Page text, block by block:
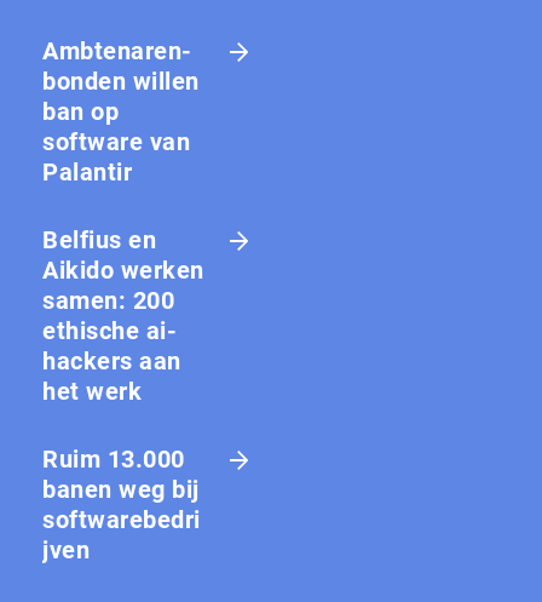
Amb­te­na­ren­
bon­den willen
ban op
software van
Palantir
Belfius en
Aikido werken
samen: 200
ethische ai-
hackers aan
het werk
Ruim 13.000
banen weg bij
softwarebedri
jven